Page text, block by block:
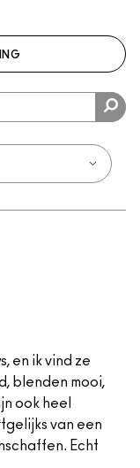
en ik vind ze
blenden mooi,
ook heel
van een
Echt